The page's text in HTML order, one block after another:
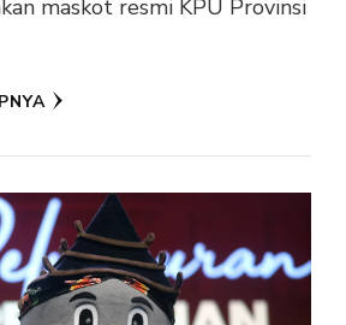
maskot resmi KPU Provinsi